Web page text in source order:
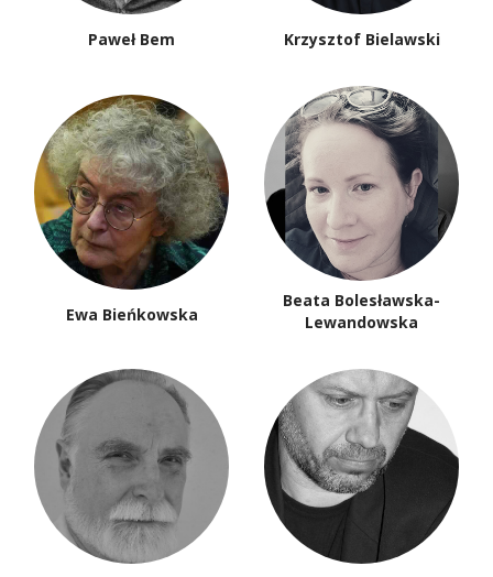
Paweł Bem Krzysztof Bielawski
Ewa Bieńkowska
Beata Bolesławska-
Lewandowska